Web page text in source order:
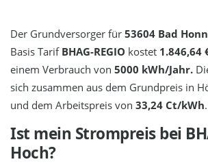
Der Grundversorger für53604 Bad
Basis Tarif BHAG-REGIO kostet 1.846,64
einem Verbrauch von5000 kWh/Jahr.
sich zusammen aus dem Grundpreis in
und dem Arbeitspreis von33,24 Ct/kWh.
Ist mein Strompreis bei
Hoch?